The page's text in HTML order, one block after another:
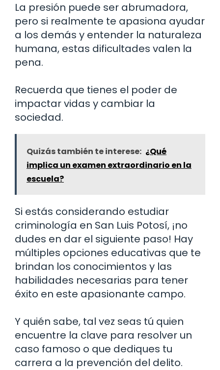
La presión puede ser abrumadora,
pero si realmente te apasiona ayudar
a los demás y entender la naturaleza
humana, estas dificultades valen la
pena.
Recuerda que tienes el poder de
impactar vidas y cambiar la
sociedad.
Quizás también te interese: ¿Qué
implica un examen extraordinario en la
escuela?
Si estás considerando estudiar
criminología en San Luis Potosí, ¡no
dudes en dar el siguiente paso! Hay
múltiples opciones educativas que te
brindan los conocimientos y las
habilidades necesarias para tener
éxito en este apasionante campo.
Y quién sabe, tal vez seas tú quien
encuentre la clave para resolver un
caso famoso o que dediques tu
carrera a la prevención del delito.